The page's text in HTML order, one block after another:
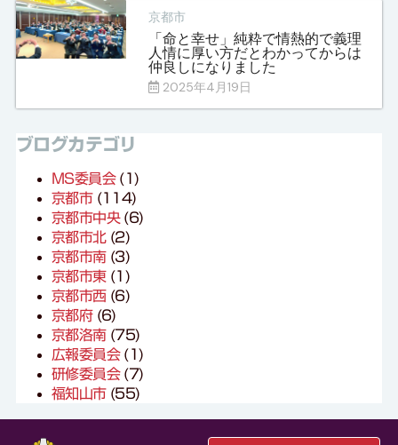
京都市
「命と幸せ」純粋で情熱的で義理
人情に厚い方だとわかってからは
仲良しになりました
2025年4月19日
ブログカテゴリ
MS委員会(1)
京都市(114)
京都市中央(6)
京都市北(2)
京都市南(3)
京都市東(1)
京都市西(6)
京都府(6)
京都洛南(75)
広報委員会(1)
研修委員会(7)
福知山市(55)